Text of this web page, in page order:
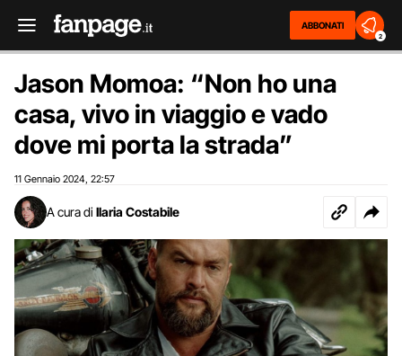
ABBONATI
2
Jason Momoa: “Non ho una
casa, vivo in viaggio e vado
dove mi porta la strada”
11 Gennaio 2024 22:57
A cura di Ilaria Costabile